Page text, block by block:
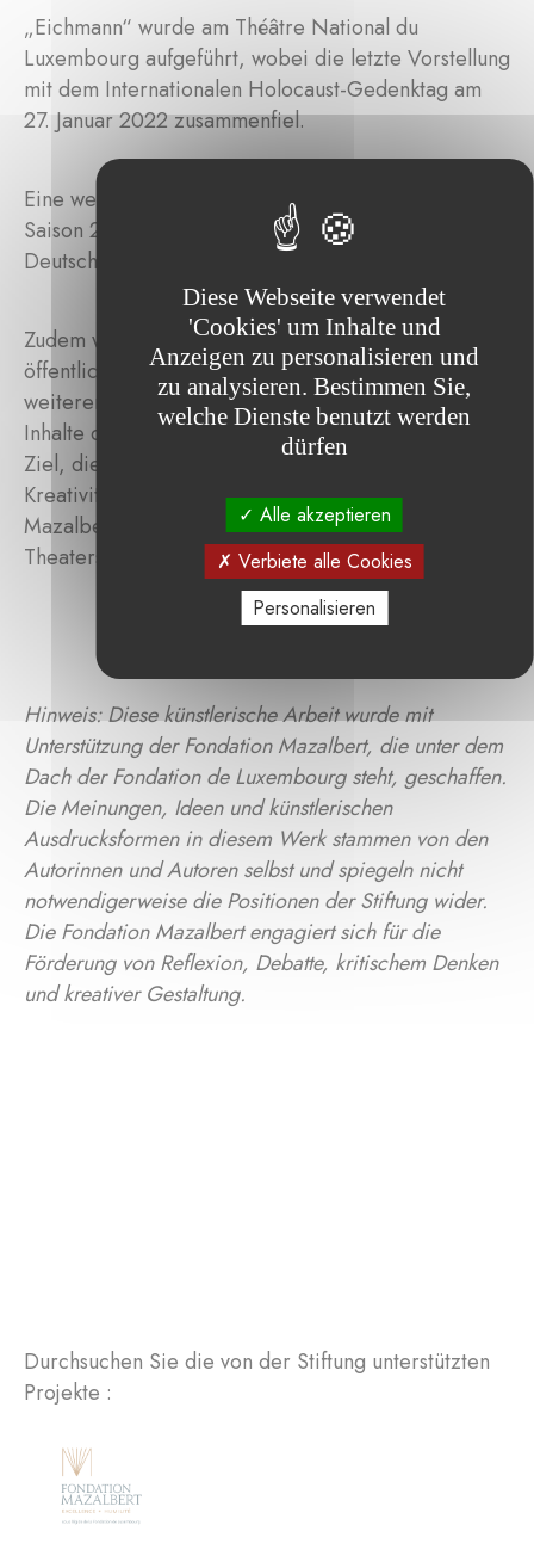
„Eichmann“ wurde am Théâtre National du
Luxembourg aufgeführt, wobei die letzte Vorstellung
mit dem Internationalen Holocaust-Gedenktag am
27. Januar 2022 zusammenfiel.
Eine weitere Ausstrahlung des Stücks ist für die
Saison 2022–2023 sowohl in Frankreich als auch in
Deutschland vorgesehen.
Zudem werden Schulveranstaltungen sowie eine
öffentliche Debatte mit Historikern, Philosophen und
weiteren Experten organisiert, um die Themen und
Inhalte des Stücks zu vertiefen. Geleitet von ihrem
Ziel, die Entwicklung von Wissen, Bildung und
Kreativität zu fördern, unterstützt die Fondation
Mazalbert die Produktionskosten dieses
Theaterstücks.
Hinweis: Diese künstlerische Arbeit wurde mit
Unterstützung der Fondation Mazalbert, die unter dem
Dach der Fondation de Luxembourg steht, geschaffen.
Die Meinungen, Ideen und künstlerischen
Ausdrucksformen in diesem Werk stammen von den
Autorinnen und Autoren selbst und spiegeln nicht
notwendigerweise die Positionen der Stiftung wider.
Die Fondation Mazalbert engagiert sich für die
Förderung von Reflexion, Debatte, kritischem Denken
und kreativer Gestaltung.
Durchsuchen Sie die von der Stiftung unterstützten
Projekte :
Diese Webseite verwendet
'Cookies' um Inhalte und
Anzeigen zu personalisieren und
zu analysieren. Bestimmen Sie,
welche Dienste benutzt werden
dürfen
Alle akzeptieren
Verbiete alle Cookies
Personalisieren